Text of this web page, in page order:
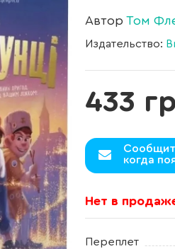
Автор Том
Издательство:
433
когда
Нет в
Переплет